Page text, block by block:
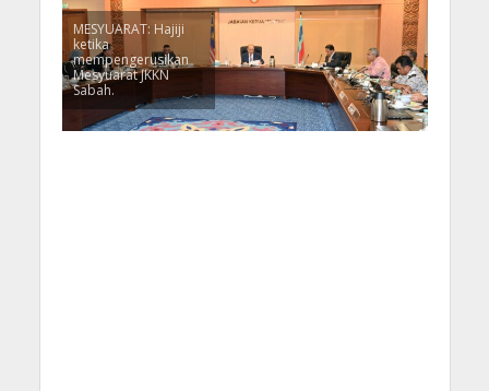
MESYUARAT: Hajiji
ketika
mempengerusikan
Mesyuarat JKKN
Sabah.